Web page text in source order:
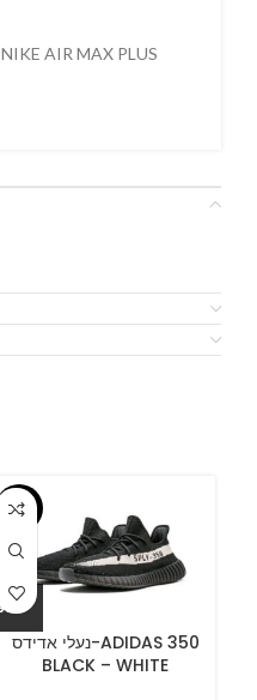
NIKE AIR MAX PLUS
-55%
נעלי אדידס-ADIDAS 350
BLACK – WHITE